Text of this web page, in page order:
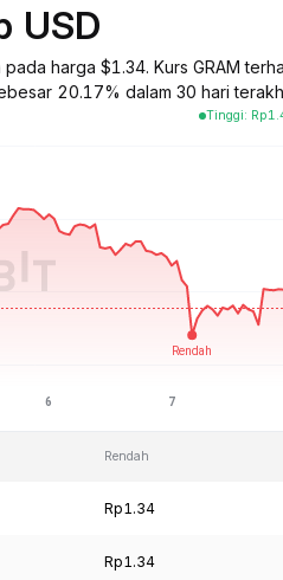
USD
harga $1.34. Kurs GRAM
20.17% dalam 30 hari
Tinggi: Rp
Rendah
Rp1.34
Rp1.34